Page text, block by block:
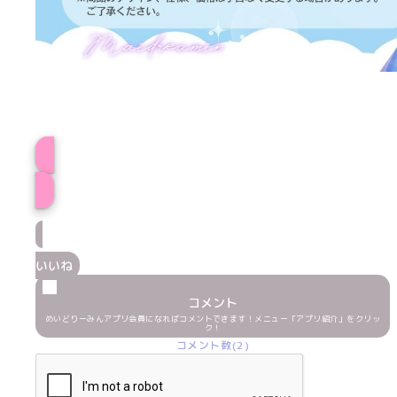
いいね
コメント
めいどりーみんアプリ会員になればコメントできます！メニュー「アプリ紹介」をクリッ
ク！
コメント数(2)